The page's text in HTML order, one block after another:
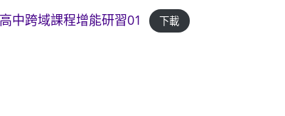
中跨域課程增能研習01
下載